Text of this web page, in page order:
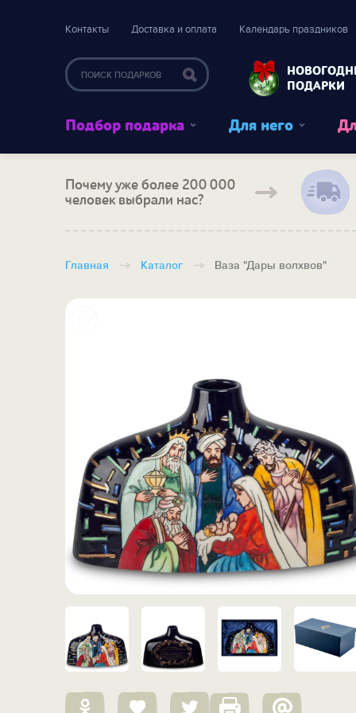
Контакты Доставка и оплата Календарь праздников
ПОДАРКИ
Подбор подарка Для него
Почему уже более 200 000
человек выбрали нас?
Главная Каталог Ваза "Дары волхвов"